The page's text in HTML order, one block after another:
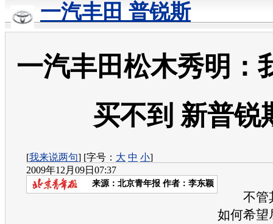
一汽丰田 普锐斯
一汽丰田松木秀明：
买不到 新普锐
[我来说两句] [字号： 大 中 小]
2009年12月09日07:37
来源： 北京青年报 作者：李东颖
不管
如何希望